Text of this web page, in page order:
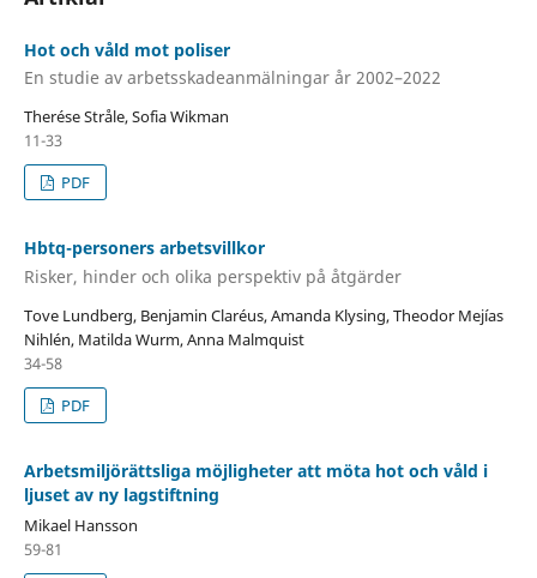
Hot och våld mot poliser
En studie av arbetsskadeanmälningar år 2002–2022
Therése Stråle, Sofia Wikman
11-33
PDF
Hbtq-personers arbetsvillkor
Risker, hinder och olika perspektiv på åtgärder
Tove Lundberg, Benjamin Claréus, Amanda Klysing, Theodor Mejías
Nihlén, Matilda Wurm, Anna Malmquist
34-58
PDF
Arbetsmiljörättsliga möjligheter att möta hot och våld i
ljuset av ny lagstiftning
Mikael Hansson
59-81